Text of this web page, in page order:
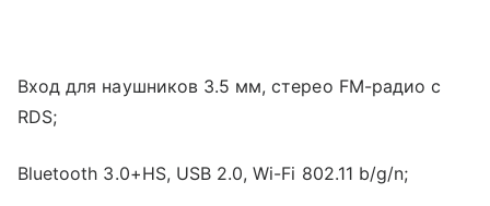
Вход для наушников 3.5 мм, стерео FM-радио с
RDS;
Bluetooth 3.0+HS, USB 2.0, Wi-Fi 802.11 b/g/n;